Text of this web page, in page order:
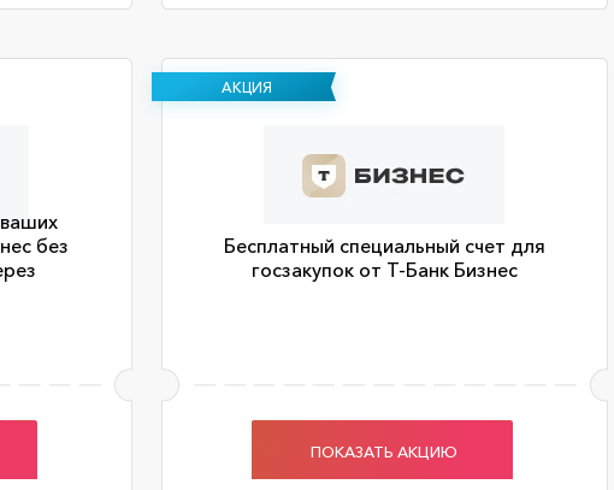
без
АКЦИЯ
Бесплатный специальный счет для
госзакупок от Т-Банк Бизнес
ПОКАЗАТЬ АКЦИЮ